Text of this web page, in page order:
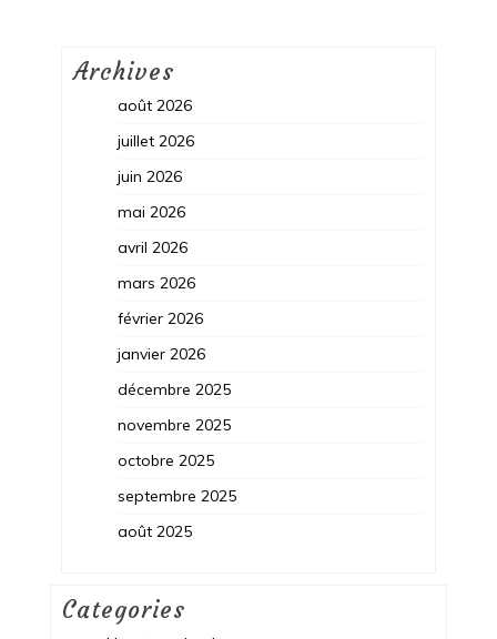
Archives
août 2026
juillet 2026
juin 2026
mai 2026
avril 2026
mars 2026
février 2026
janvier 2026
décembre 2025
novembre 2025
octobre 2025
septembre 2025
août 2025
Categories